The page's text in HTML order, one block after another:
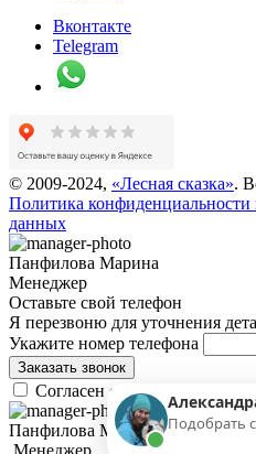
Вконтакте
Telegram
© 2009-2024, «Лесная сказка».
Политика конфиденциальности
данных
Панфилова Марина
Менеджер
Оставьте свой телефон
Я перезвоню для уточнения
Укажите номер телефона
Заказать звонок
Согласен с Политикой
Панфилова Марина
,Менеджер
Подобрать